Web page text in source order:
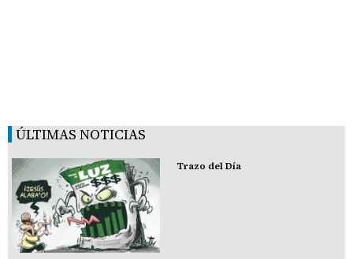
ÚLTIMAS NOTICIAS
Trazo del Día